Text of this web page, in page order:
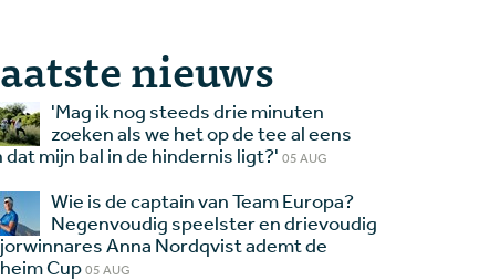
nieuws
'Mag ik nog steeds drie minuten
zoeken als we het op de tee al eens
dat mijn bal in de hindernis ligt?' 05 AUG
Wie is de captain van Team Europa?
Negenvoudig speelster en drievoudig
Anna Nordqvist ademt de
Cup05 AUG